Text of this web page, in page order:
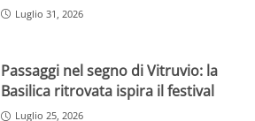
Luglio 31, 2026
Passaggi nel segno di Vitruvio: la
Basilica ritrovata ispira il festival
Luglio 25, 2026